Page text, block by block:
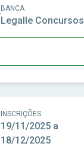
BANCA
Legalle Concursos
INSCRIÇÕES
19/11/2025 a
18/12/2025